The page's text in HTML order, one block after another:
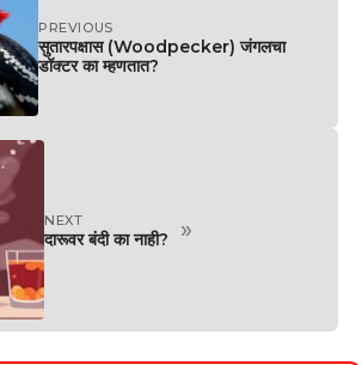
PREVIOUS
सुतारपक्षास (Woodpecker) जंगलचा
डॉक्टर का म्हणतात?
NEXT
दारूवर बंदी का नाही? »